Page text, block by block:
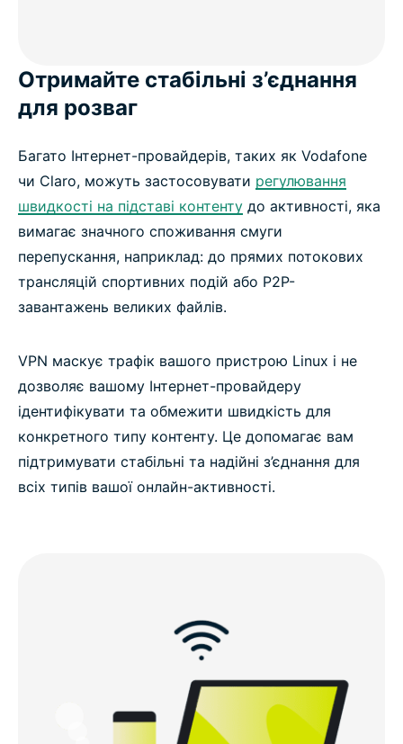
Отримайте стабільні з’єднання
для розваг
Багато Інтернет-провайдерів, таких як Vodafone
чи Claro, можуть застосовувати регулювання
швидкості на підставі контенту до активності, яка
вимагає значного споживання смуги
перепускання, наприклад: до прямих потокових
трансляцій спортивних подій або P2P-
завантажень великих файлів.
VPN маскує трафік вашого пристрою Linux і не
дозволяє вашому Інтернет-провайдеру
ідентифікувати та обмежити швидкість для
конкретного типу контенту. Це допомагає вам
підтримувати стабільні та надійні з’єднання для
всіх типів вашої онлайн-активності.